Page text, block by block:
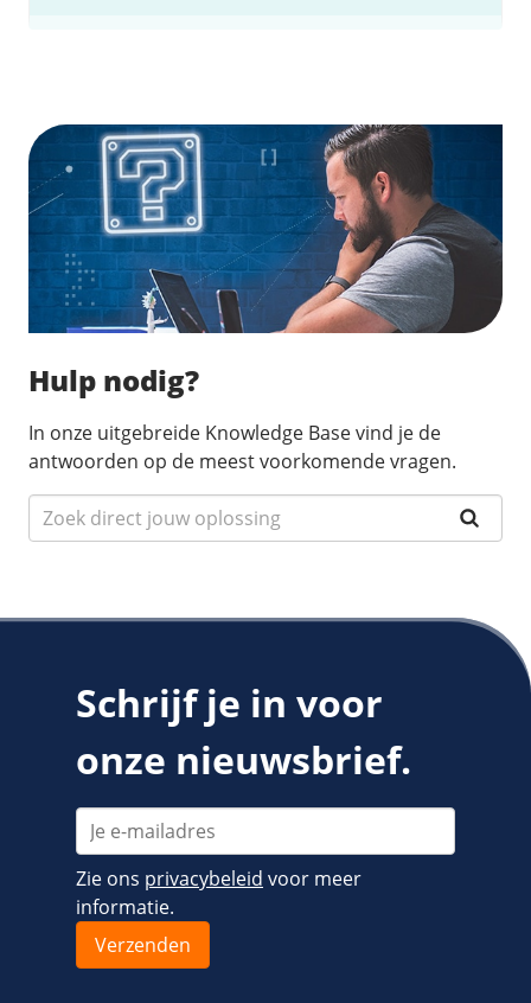
Hulp nodig?
In onze uitgebreide Knowledge Base vind je de
antwoorden op de meest voorkomende vragen.
Schrijf je in voor
onze nieuwsbrief.
Zie ons privacybeleid voor meer
informatie.